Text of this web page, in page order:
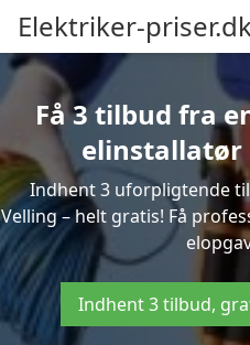
Elektriker-
Få 3 tilbud fra
elinstallatør
Indhent 3 uforpligtende
Velling – helt gratis! Få
Indhent 3 tilbud,